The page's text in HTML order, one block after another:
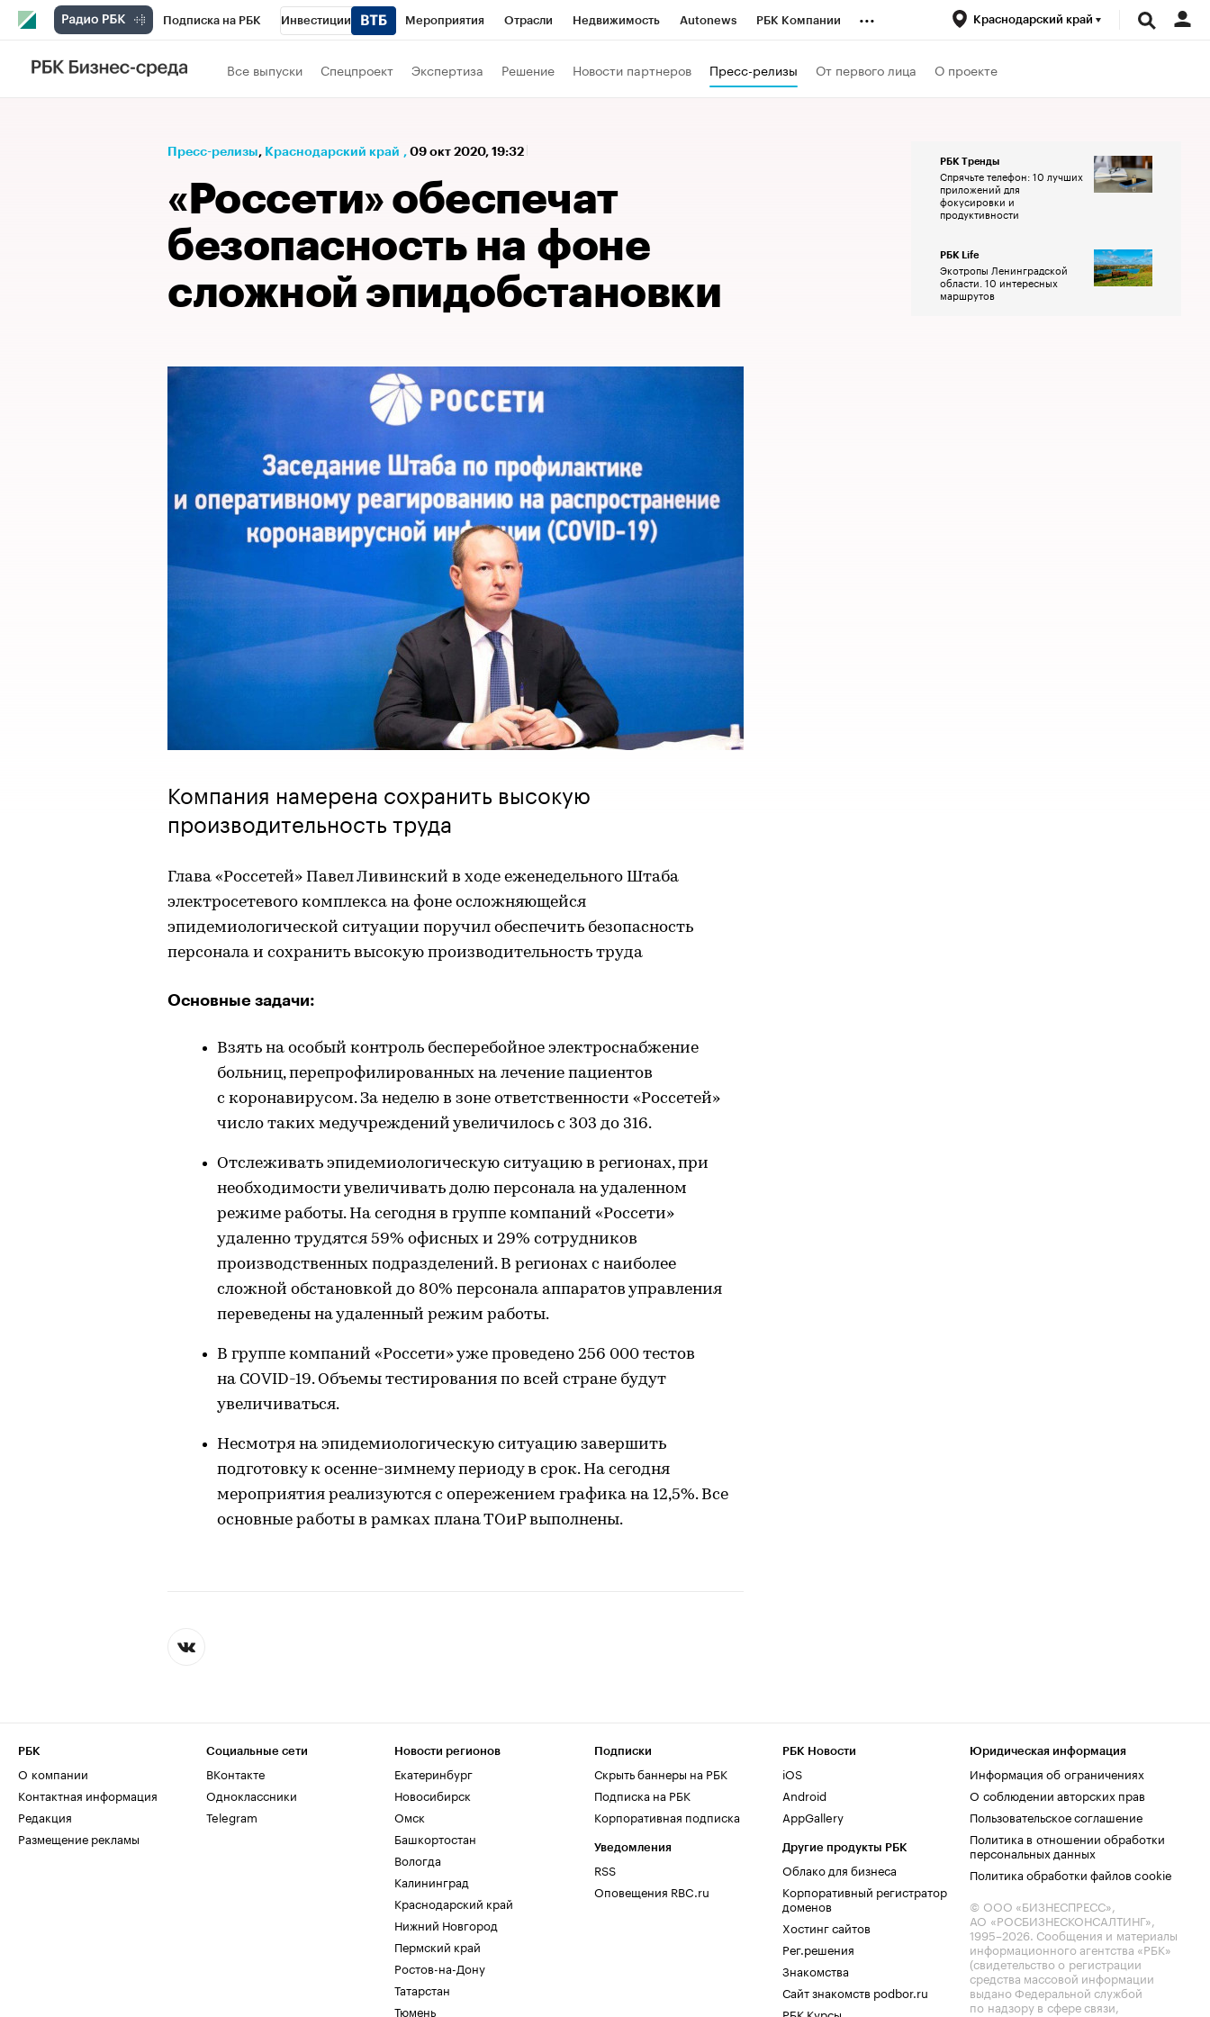
Подписка на РБК Инвестиции Мероприятия Отрасли Недвижимость Autonews РБК Компании
Телеканал
Спецпроекты Политика
... Краснодарский край
Все выпуски Спецпроект Экспертиза Решение Новости партнеров Пресс-релизы От первого лица О проекте
Пресс-релизы⁠, Краснодарский край , 09 окт 2020, 19:32
«Россети» обеспечат
безопасность на фоне
сложной эпидобстановки
Компания намерена сохранить высокую
производительность труда
Глава «Россетей» Павел Ливинский в ходе еженедельного Штаба
электросетевого комплекса на фоне осложняющейся
эпидемиологической ситуации поручил обеспечить безопасность
персонала и сохранить высокую производительность труда
Основные задачи:
Взять на особый контроль бесперебойное электроснабжение
больниц, перепрофилированных на лечение пациентов
с коронавирусом. За неделю в зоне ответственности «Россетей»
число таких медучреждений увеличилось с 303 до 316.
Отслеживать эпидемиологическую ситуацию в регионах, при
необходимости увеличивать долю персонала на удаленном
режиме работы. На сегодня в группе компаний «Россети»
удаленно трудятся 59% офисных и 29% сотрудников
производственных подразделений. В регионах с наиболее
сложной обстановкой до 80% персонала аппаратов управления
переведены на удаленный режим работы.
В группе компаний «Россети» уже проведено 256 000 тестов
на COVID-19. Объемы тестирования по всей стране будут
увеличиваться.
Несмотря на эпидемиологическую ситуацию завершить
подготовку к осенне-зимнему периоду в срок. На сегодня
мероприятия реализуются с опережением графика на 12,5%. Все
основные работы в рамках плана ТОиР выполнены.
РБК Тренды
Спрячьте телефон: 10 лучших
приложений для
фокусировки и
продуктивности
РБК Life
Экотропы Ленинградской
области. 10 интересных
маршрутов
РБК
О компании
Контактная информация
Редакция
Размещение рекламы
Социальные сети
ВКонтакте
Одноклассники
Telegram
Новости регионов
Екатеринбург
Новосибирск
Омск
Башкортостан
Вологда
Калининград
Краснодарский край
Нижний Новгород
Пермский край
Ростов-на-Дону
Татарстан
Тюмень
Подписки
Скрыть баннеры на РБК
Подписка на РБК
Корпоративная подписка
Уведомления
RSS
Оповещения RBC.ru
РБК Новости
iOS
Android
AppGallery
Другие продукты РБК
Облако для бизнеса
Корпоративный регистратор
доменов
Хостинг сайтов
Рег.решения
Знакомства
Сайт знакомств podbor.ru
РБК Курсы
Юридическая информация
Информация об ограничениях
О соблюдении авторских прав
Пользовательское соглашение
Политика в отношении обработки
персональных данных
Политика обработки файлов cookie
© ООО «БИЗНЕСПРЕСС»,
АО «РОСБИЗНЕСКОНСАЛТИНГ»,
1995–2026. Сообщения и материалы
информационного агентства «РБК»
(свидетельство о регистрации
средства массовой информации
выдано Федеральной службой
по надзору в сфере связи,